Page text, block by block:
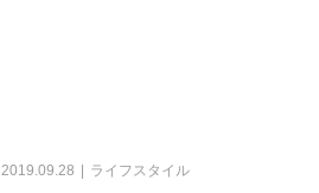
2019.09.28 ライフスタイル